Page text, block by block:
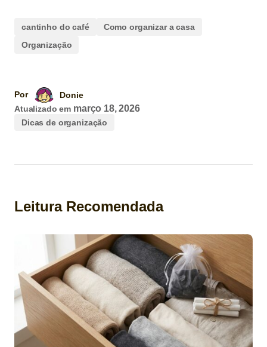
cantinho do café
Como organizar a casa
Organização
Por
Donie
Atualizado em março 18, 2026
Dicas de organização
Leitura Recomendada